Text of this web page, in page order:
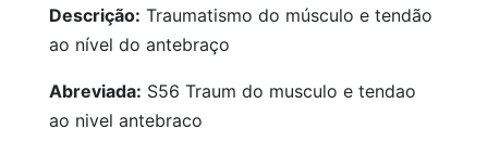
Descrição: Traumatismo do músculo e tendão
ao nível do antebraço
Abreviada: S56 Traum do musculo e tendao
ao nivel antebraco